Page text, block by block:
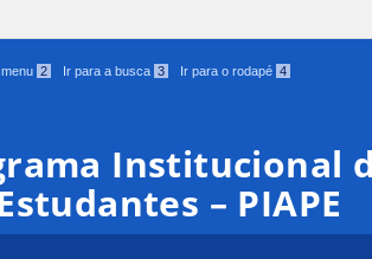
2 Ir para a busca 3 Ir para o rodapé 4
Institucional
– PIAPE